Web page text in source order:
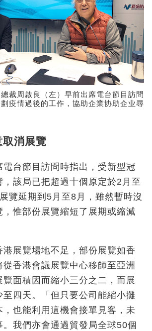
裁周啟良（左）早前出席電台節目訪問
疫情過後的工作，協助企業协助企业尋
取消展覽
電台節目訪問時指出，受新型冠
，該局已把超過十個原定於2月至
覽延期到5月至8月，雖然暫時沒
，惟部份展覽縮短了展期或縮減
港展覽場地不足，部份展覽如香
香港會議展覽中心移師至亞洲
覽面積因而縮小三分之二，而展
至四天。「但只要公司能縮小攤
，也能利用這機會接單見客，未
。我們亦會通過貿發局全球50個